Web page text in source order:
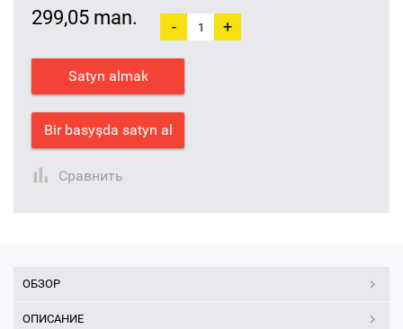
299,05 man. - +
Satyn almak
Bir basyşda satyn al
Сравнить
ОБЗОР
ОПИСАНИЕ